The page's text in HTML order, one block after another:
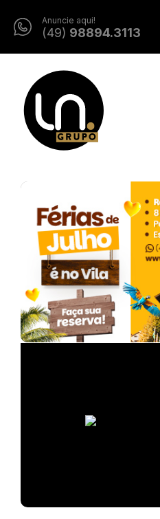
Anuncie aqui!
(49) 98894.3113